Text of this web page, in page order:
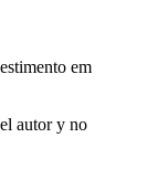
em
autor y no